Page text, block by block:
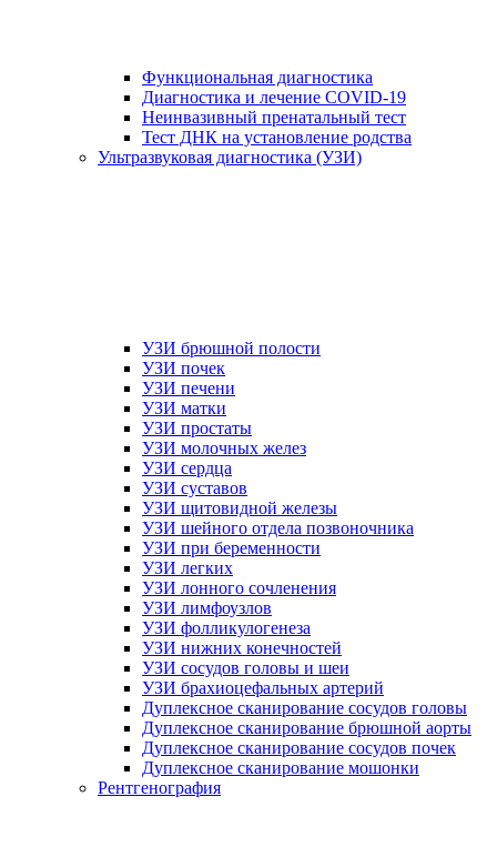
Функциональная диагностика
Диагностика и лечение COVID-19
Неинвазивный пренатальный тест
Тест ДНК на установление родства
Ультразвуковая диагностика (УЗИ)
УЗИ брюшной полости
УЗИ почек
УЗИ печени
УЗИ матки
УЗИ простаты
УЗИ молочных желез
УЗИ сердца
УЗИ суставов
УЗИ щитовидной железы
УЗИ шейного отдела позвоночника
УЗИ при беременности
УЗИ легких
УЗИ лонного сочленения
УЗИ лимфоузлов
УЗИ фолликулогенеза
УЗИ нижних конечностей
УЗИ сосудов головы и шеи
УЗИ брахиоцефальных артерий
Дуплексное сканирование сосудов головы
Дуплексное сканирование брюшной аорты
Дуплексное сканирование сосудов почек
Дуплексное сканирование мошонки
Рентгенография